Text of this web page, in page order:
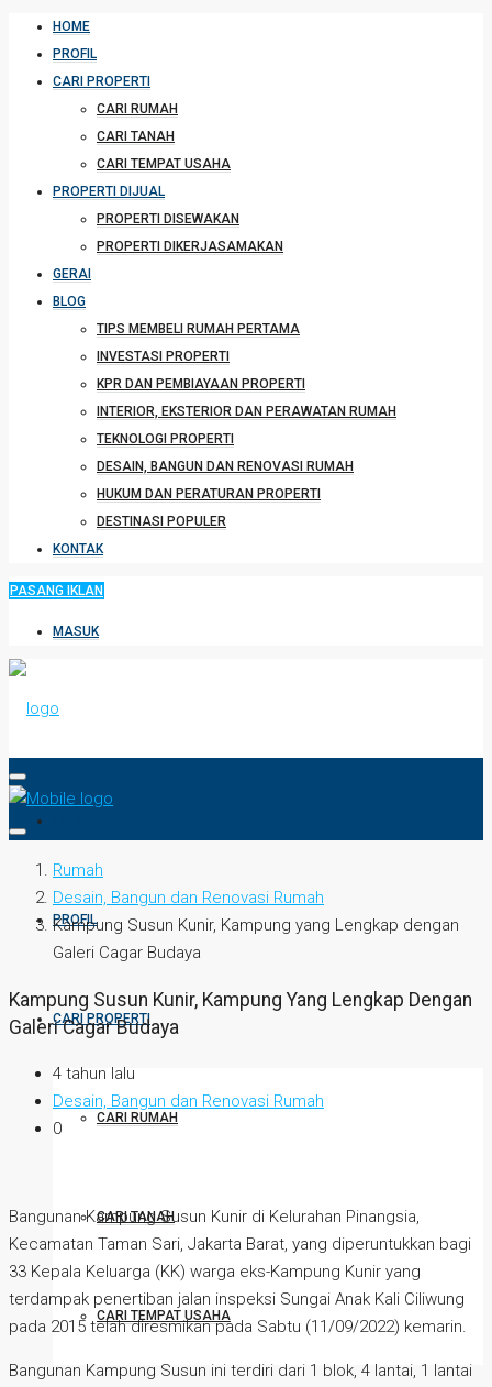
HOME
PROFIL
CARI PROPERTI
CARI RUMAH
CARI TANAH
CARI TEMPAT USAHA
PROPERTI DIJUAL
PROPERTI DISEWAKAN
PROPERTI DIKERJASAMAKAN
GERAI
BLOG
TIPS MEMBELI RUMAH PERTAMA
INVESTASI PROPERTI
KPR DAN PEMBIAYAAN PROPERTI
INTERIOR, EKSTERIOR DAN PERAWATAN RUMAH
TEKNOLOGI PROPERTI
DESAIN, BANGUN DAN RENOVASI RUMAH
HUKUM DAN PERATURAN PROPERTI
DESTINASI POPULER
KONTAK
PASANG IKLAN
MASUK
PROFIL
CARI PROPERTI
CARI RUMAH
CARI TANAH
CARI TEMPAT USAHA
Rumah
Desain, Bangun dan Renovasi Rumah
Kampung Susun Kunir, Kampung yang Lengkap dengan
Galeri Cagar Budaya
Kampung Susun Kunir, Kampung Yang Lengkap Dengan
Galeri Cagar Budaya
4 tahun lalu
Desain, Bangun dan Renovasi Rumah
0
Bangunan Kampung Susun Kunir di Kelurahan Pinangsia,
Kecamatan Taman Sari, Jakarta Barat, yang diperuntukkan bagi
33 Kepala Keluarga (KK) warga eks-Kampung Kunir yang
terdampak penertiban jalan inspeksi Sungai Anak Kali Ciliwung
pada 2015 telah diresmikan pada Sabtu (11/09/2022) kemarin.
Bangunan Kampung Susun ini terdiri dari 1 blok, 4 lantai, 1 lantai